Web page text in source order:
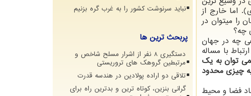
اما خارج از
را میتوان در
چه؟
چه در جهان
با مساله
توان به یک
چیزی محدود
فضا و محیط
نباید سرنوشت کشور را به غرب گره بزنیم
پربحث ترین ها
دستگیری 8 نفر از اشرار مسلح شاخص و
مرتبطین گروهک های تروریستی
تلاقی دو اراده پولادین در هندسه قدرت
گرانی بنزین، کوتاه ترین و بدترین راه برای